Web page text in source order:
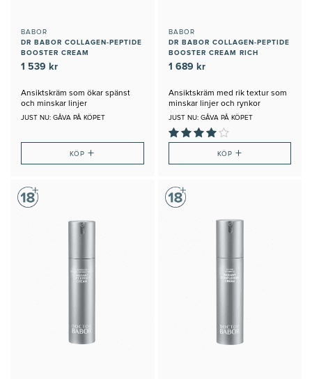
BABOR
DR BABOR COLLAGEN-PEPTIDE
BOOSTER CREAM
1 539 kr
Ansiktskräm som ökar spänst
och minskar linjer
JUST NU: GÅVA PÅ KÖPET
KÖP+
BABOR
DR BABOR COLLAGEN-PEPTIDE
BOOSTER CREAM RICH
1 689 kr
Ansiktskräm med rik textur som
minskar linjer och rynkor
JUST NU: GÅVA PÅ KÖPET
KÖP +